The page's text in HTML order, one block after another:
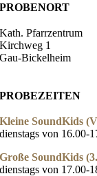
PROBENORT
Kath. Pfarrzentrum
Kirchweg 1
Gau-Bickelheim
PROBEZEITEN
Kleine SoundKids
dienstags von 16.00-
Große SoundKids
dienstags von 17.00-